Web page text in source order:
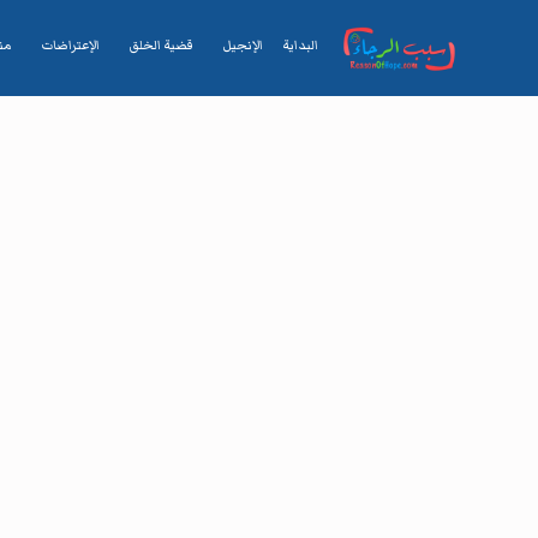
البداية الإنجيل قضية الخلق الإعتراضات